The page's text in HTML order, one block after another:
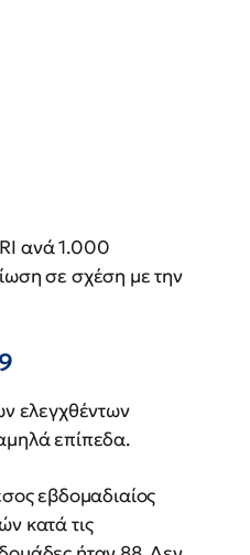
ανά 1.000
σε σχέση με την
ελεγχθέντων
επίπεδα.
εβδομαδιαίος
κατά τις